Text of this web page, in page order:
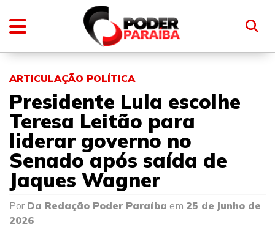
ARTICULAÇÃO POLÍTICA
Presidente Lula escolhe
Teresa Leitão para
liderar governo no
Senado após saída de
Jaques Wagner
Por Da Redação Poder Paraíba em 25 de junho de
2026